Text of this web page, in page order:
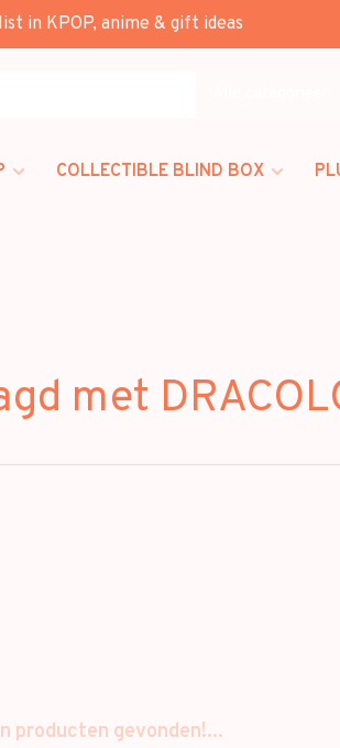
in KPOP, anime & gift ideas
COLLECTIBLE BLIND BOX
met
producten gevonden!...